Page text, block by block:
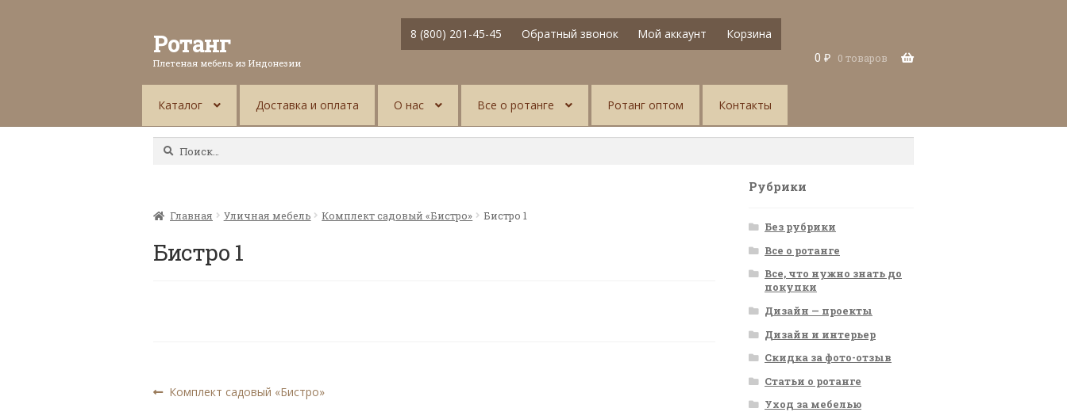
Ротанг
Плетеная мебель из Индонезии
8 (800) 201-45-45 Обратный звонок Мой аккаунт
Корзина
0 ₽ 0 товаров
Каталог Доставка и оплата О нас Все о ротанге Ротанг оптом Контакты
Найти:
Главная Уличная мебель Комплект садовый «Бистро» Бистро 1
Бистро 1
Навигация
Предыдущая
Комплект садовый «Бистро»
Рубрики
Без рубрики
Все о ротанге
Все, что нужно знать до
покупки
Дизайн — проекты
Дизайн и интерьер
Скидка за фото-отзыв
Статьи о ротанге
Уход за мебелью